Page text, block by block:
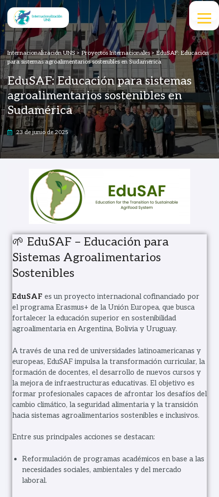
Internacionalización UNS> Proyectos Internacionales >EduSAF: Educación
para sistemas agroalimentarios sostenibles en Sudamérica
EduSAF: Educación para sistemas
agroalimentarios sostenibles en
Sudamérica
23 de junio de 2025
🌱 EduSAF – Educación para
Sistemas Agroalimentarios
Sostenibles
EduSAF es un proyecto internacional cofinanciado por
el programa Erasmus+ de la Unión Europea, que busca
fortalecer la educación superior en sostenibilidad
agroalimentaria en Argentina, Bolivia y Uruguay.
A través de una red de universidades latinoamericanas y
europeas, EduSAF impulsa la transformación curricular, la
formación de docentes, el desarrollo de nuevos cursos y
la mejora de infraestructuras educativas. El objetivo es
formar profesionales capaces de afrontar los desafíos del
cambio climático, la seguridad alimentaria y la transición
hacia sistemas agroalimentarios sostenibles e inclusivos.
Entre sus principales acciones se destacan:
Reformulación de programas académicos en base a las
necesidades sociales, ambientales y del mercado
laboral.